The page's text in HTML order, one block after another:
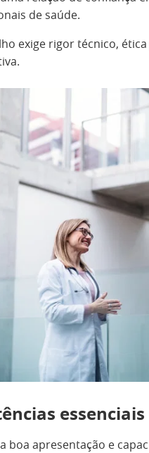
de saúde.
exige rigor técnico,
essenciais
boa apresentação e